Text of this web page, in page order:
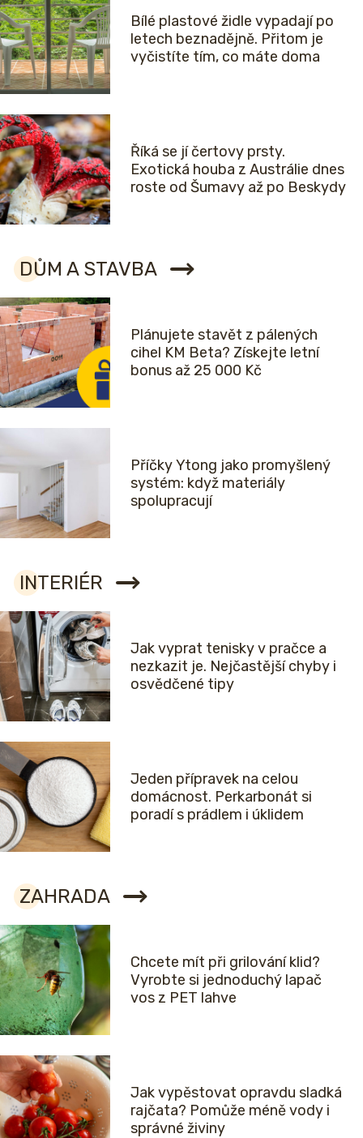
Bílé plastové židle vypadají po
letech beznadějně. Přitom je
vyčistíte tím, co máte doma
Říká se jí čertovy prsty.
Exotická houba z Austrálie dnes
roste od Šumavy až po Beskydy
DŮM A STAVBA
Plánujete stavět z pálených
cihel KM Beta? Získejte letní
bonus až 25 000 Kč
Příčky Ytong jako promyšlený
systém: když materiály
spolupracují
INTERIÉR
Jak vyprat tenisky v pračce a
nezkazit je. Nejčastější chyby i
osvědčené tipy
Jeden přípravek na celou
domácnost. Perkarbonát si
poradí s prádlem i úklidem
ZAHRADA
Chcete mít při grilování klid?
Vyrobte si jednoduchý lapač
vos z PET lahve
Jak vypěstovat opravdu sladká
rajčata? Pomůže méně vody i
správné živiny